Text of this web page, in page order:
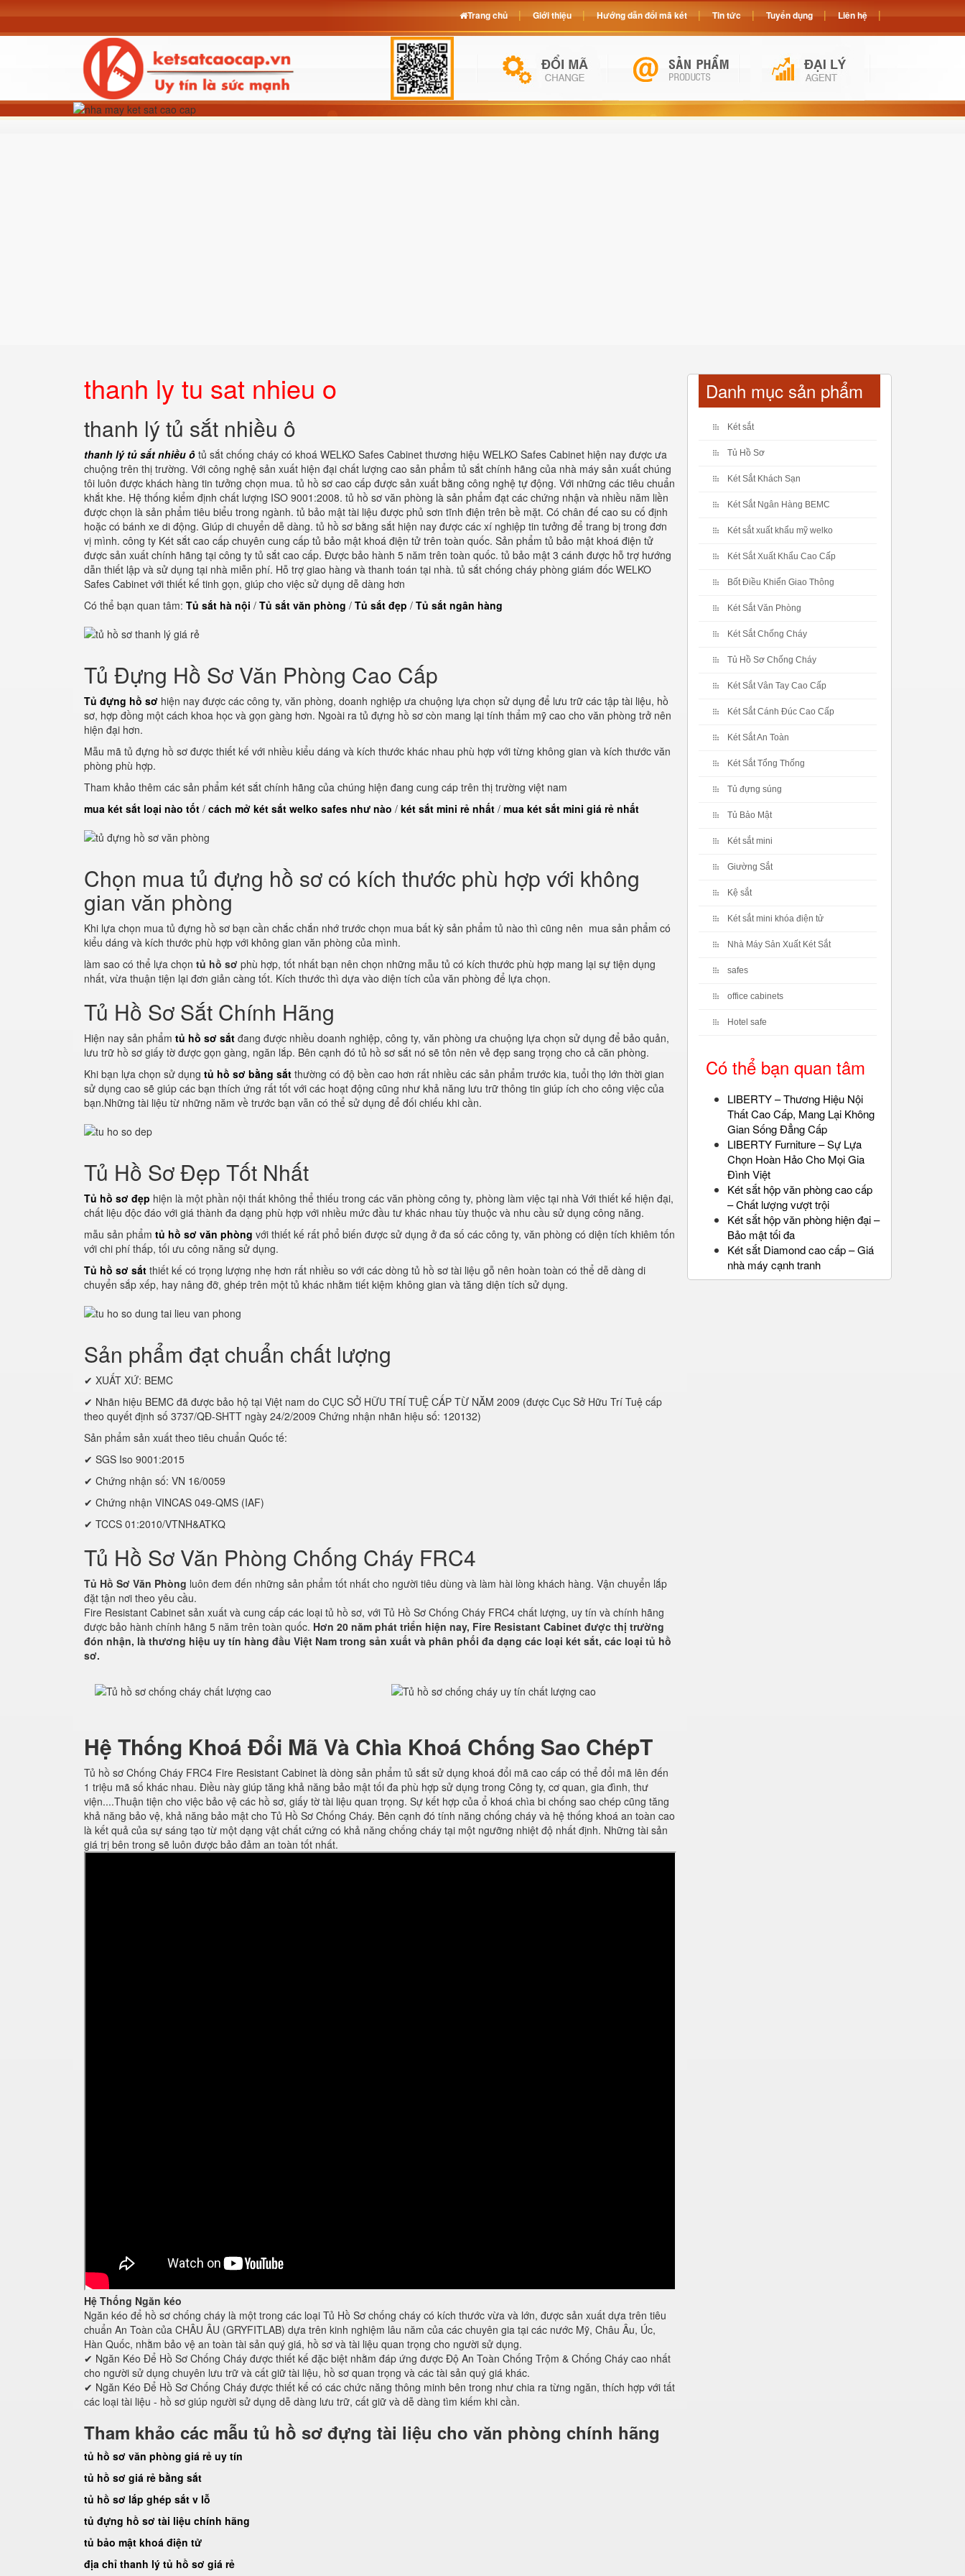
thanh ly tu sat nhieu o
thanh lý tủ sắt nhiều ô
thanh lý tủ sắt nhiều ô tủ sắt chống cháy có khoá WELKO Safes Cabinet thương hiệu WELKO Safes Cabinet hiện nay được ưa
chuộng trên thị trường. Với công nghệ sản xuất hiện đại chất lượng cao sản phẩm tủ sắt chính hãng của nhà máy sản xuất chúng
tôi luôn được khách hàng tin tưởng chọn mua. tủ hồ sơ cao cấp được sản xuất bằng công nghệ tự động. Với những các tiêu chuẩn
khắt khe. Hệ thống kiểm định chất lượng ISO 9001:2008. tủ hồ sơ văn phòng là sản phẩm đạt các chứng nhận và nhiều năm liền
được chọn là sản phẩm tiêu biểu trong ngành. tủ bảo mật tài liệu được phủ sơn tĩnh điện trên bề mặt. Có chân đế cao su cố định
hoặc có bánh xe di động. Giúp di chuyển dễ dàng. tủ hồ sơ bằng sắt hiện nay được các xí nghiệp tin tưởng để trang bị trong đơn
vị mình. công ty Két sắt cao cấp chuyên cung cấp tủ bảo mật khoá điện tử trên toàn quốc. Sản phẩm tủ bảo mật khoá điện tử
được sản xuất chính hãng tại công ty tủ sắt cao cấp. Được bảo hành 5 năm trên toàn quốc. tủ bảo mật 3 cánh được hỗ trợ hướng
dẫn thiết lập và sử dụng tại nhà miễn phí. Hỗ trợ giao hàng và thanh toán tại nhà. tủ sắt chống cháy phòng giám đốc WELKO
Safes Cabinet với thiết kế tinh gọn, giúp cho việc sử dụng dễ dàng hơn
Có thể bạn quan tâm: Tủ sắt hà nội / Tủ sắt văn phòng / Tủ sắt đẹp / Tủ sắt ngân hàng
Tủ Đựng Hồ Sơ Văn Phòng Cao Cấp
Tủ đựng hồ sơ hiện nay được các công ty, văn phòng, doanh nghiệp ưa chuộng lựa chọn sử dụng để lưu trữ các tập tài liệu, hồ
sơ, hợp đồng một cách khoa học và gọn gàng hơn. Ngoài ra tủ đựng hồ sơ còn mang lại tính thẩm mỹ cao cho văn phòng trở nên
hiện đại hơn.
Mẫu mã tủ đựng hồ sơ được thiết kế với nhiều kiểu dáng và kích thước khác nhau phù hợp với từng không gian và kích thước văn
phòng phù hợp.
Tham khảo thêm các sản phẩm két sắt chính hãng của chúng hiện đang cung cáp trên thị trường việt nam
mua két sắt loại nào tốt / cách mở két sắt welko safes như nào / két sắt mini rẻ nhất / mua két sắt mini giá rẻ nhất
Chọn mua tủ đựng hồ sơ có kích thước phù hợp với không
gian văn phòng
Khi lựa chọn mua tủ đựng hồ sơ bạn cần chắc chắn nhớ trước chọn mua bất kỳ sản phẩm tủ nào thì cũng nên mua sản phẩm có
kiểu dáng và kích thước phù hợp với không gian văn phòng của mình.
làm sao có thể lựa chọn tủ hồ sơ phù hợp, tốt nhất bạn nên chọn những mẫu tủ có kích thước phù hợp mang lại sự tiện dụng
nhất, vừa thuận tiện lại đơn giản càng tốt. Kích thước thì dựa vào diện tích của văn phòng để lựa chọn.
Tủ Hồ Sơ Sắt Chính Hãng
Hiện nay sản phẩm tủ hồ sơ sắt đang được nhiều doanh nghiệp, công ty, văn phòng ưa chuộng lựa chọn sử dụng để bảo quản,
lưu trữ hồ sơ giấy tờ được gọn gàng, ngăn lắp. Bên cạnh đó tủ hồ sơ sắt nó sẽ tôn nên vẻ đẹp sang trọng cho cả căn phòng.
Khi bạn lựa chọn sử dụng tủ hồ sơ bằng sắt thường có độ bền cao hơn rất nhiều các sản phẩm trước kia, tuổi thọ lớn thời gian
sử dụng cao sẽ giúp các bạn thích ứng rất tốt với các hoạt động cũng như khả năng lưu trữ thông tin giúp ích cho công việc của
bạn.Những tài liệu từ những năm về trước bạn vẫn có thể sử dụng để đối chiếu khi cần.
Tủ Hồ Sơ Đẹp Tốt Nhất
Tủ hồ sơ đẹp hiện là một phần nội thất không thể thiếu trong các văn phòng công ty, phòng làm việc tại nhà Với thiết kế hiện đại,
chất liệu độc đáo với giá thành đa dạng phù hợp với nhiều mức đầu tư khác nhau tùy thuộc và nhu cầu sử dụng công năng.
mẫu sản phẩm tủ hồ sơ văn phòng với thiết kế rất phổ biến được sử dụng ở đa số các công ty, văn phòng có diện tích khiêm tốn
với chi phí thấp, tối ưu công năng sử dụng.
Tủ hồ sơ sắt thiết kế có trọng lượng nhẹ hơn rất nhiều so với các dòng tủ hồ sơ tài liệu gỗ nên hoàn toàn có thể dễ dàng di
chuyển sắp xếp, hay nâng đỡ, ghép trên một tủ khác nhằm tiết kiệm không gian và tăng diện tích sử dụng.
Sản phẩm đạt chuẩn chất lượng
✔ XUẤT XỨ: BEMC
✔ Nhãn hiệu BEMC đã được bảo hộ tại Việt nam do CỤC SỞ HỮU TRÍ TUỆ CẤP TỪ NĂM 2009 (được Cục Sở Hữu Trí Tuệ cấp
theo quyết định số 3737/QĐ-SHTT ngày 24/2/2009 Chứng nhận nhãn hiệu số: 120132)
Sản phẩm sản xuất theo tiêu chuẩn Quốc tế:
✔ SGS Iso 9001:2015
✔ Chứng nhận số: VN 16/0059
✔ Chứng nhận VINCAS 049-QMS (IAF)
✔ TCCS 01:2010/VTNH&ATKQ
Tủ Hồ Sơ Văn Phòng Chống Cháy FRC4
Tủ Hồ Sơ Văn Phòng luôn đem đến những sản phẩm tốt nhất cho người tiêu dùng và làm hài lòng khách hàng. Vận chuyển lắp
đặt tận nơi theo yêu cầu.
Fire Resistant Cabinet sản xuất và cung cấp các loại tủ hồ sơ, với Tủ Hồ Sơ Chống Cháy FRC4 chất lượng, uy tín và chính hãng
được bảo hành chính hãng 5 năm trên toàn quốc. Hơn 20 năm phát triển hiện nay, Fire Resistant Cabinet được thị trường
đón nhận, là thương hiệu uy tín hàng đầu Việt Nam trong sản xuất và phân phối đa dạng các loại két sắt, các loại tủ hồ
sơ.
Hệ Thống Khoá Đổi Mã Và Chìa Khoá Chống Sao ChépT
Tủ hồ sơ Chống Cháy FRC4 Fire Resistant Cabinet là dòng sản phẩm tủ sắt sử dụng khoá đổi mã cao cấp có thể đổi mã lên đến
1 triệu mã số khác nhau. Điều này giúp tăng khả năng bảo mật tối đa phù hợp sử dụng trong Công ty, cơ quan, gia đình, thư
viện....Thuận tiện cho việc bảo vệ các hồ sơ, giấy tờ tài liệu quan trọng. Sự kết hợp của ổ khoá chìa bi chống sao chép cũng tăng
khả năng bảo vệ, khả năng bảo mật cho Tủ Hồ Sơ Chống Cháy. Bên cạnh đó tính năng chống cháy và hệ thống khoá an toàn cao
là kết quả của sự sáng tạo từ một dạng vật chất cứng có khả năng chống cháy tại một ngưỡng nhiệt độ nhất định. Những tài sản
giá trị bên trong sẽ luôn được bảo đảm an toàn tốt nhất.
Hệ Thống Ngăn kéo
Ngăn kéo để hồ sơ chống cháy là một trong các loại Tủ Hồ Sơ chống cháy có kích thước vừa và lớn, được sản xuất dựa trên tiêu
chuẩn An Toàn của CHÂU ÂU (GRYFITLAB) dựa trên kinh nghiệm lâu năm của các chuyên gia tại các nước Mỹ, Châu Âu, Úc,
Hàn Quốc, nhằm bảo vệ an toàn tài sản quý giá, hồ sơ và tài liệu quan trọng cho người sử dụng.
✔ Ngăn Kéo Để Hồ Sơ Chống Cháy được thiết kế đặc biệt nhằm đáp ứng được Độ An Toàn Chống Trộm & Chống Cháy cao nhất
cho người sử dụng chuyên lưu trữ và cất giữ tài liệu, hồ sơ quan trọng và các tài sản quý giá khác.
✔ Ngăn Kéo Để Hồ Sơ Chống Cháy được thiết kế có các chức năng thông minh bên trong như chia ra từng ngăn, thích hợp với tất
các loại tài liệu - hồ sơ giúp người sử dụng dễ dàng lưu trữ, cất giữ và dễ dàng tìm kiếm khi cần.
Tham khảo các mẫu tủ hồ sơ đựng tài liệu cho văn phòng chính hãng
tủ hồ sơ văn phòng giá rẻ uy tín
tủ hồ sơ giá rẻ bằng sắt
tủ hồ sơ lắp ghép sắt v lỗ
tủ đựng hồ sơ tài liệu chính hãng
tủ bảo mật khoá điện tử
địa chỉ thanh lý tủ hồ sơ giá rẻ
Danh mục sản phẩm
Két sắt
Tủ Hồ Sơ
Két Sắt Khách Sạn
Két Sắt Ngân Hàng BEMC
Két sắt xuất khẩu mỹ welko
Két Sắt Xuất Khẩu Cao Cấp
Bốt Điều Khiển Giao Thông
Két Sắt Văn Phòng
Két Sắt Chống Cháy
Tủ Hồ Sơ Chống Cháy
Két Sắt Vân Tay Cao Cấp
Két Sắt Cánh Đúc Cao Cấp
Két Sắt An Toàn
Két Sắt Tổng Thống
Tủ đựng súng
Tủ Bảo Mật
Két sắt mini
Giường Sắt
Kệ sắt
Két sắt mini khóa điện tử
Nhà Máy Sản Xuất Két Sắt
safes
office cabinets
Hotel safe
Có thể bạn quan tâm
LIBERTY – Thương Hiệu Nội
Thất Cao Cấp, Mang Lại Không
Gian Sống Đẳng Cấp
LIBERTY Furniture – Sự Lựa
Chọn Hoàn Hảo Cho Mọi Gia
Đình Việt
Két sắt hộp văn phòng cao cấp
– Chất lượng vượt trội
Két sắt hộp văn phòng hiện đại –
Bảo mật tối đa
Két sắt Diamond cao cấp – Giá
nhà máy cạnh tranh
Trang chủ Giới thiệu Hướng dẫn đổi mã két Tin tức Tuyển dụng Liên hệ